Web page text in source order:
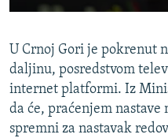
VIŠE OD NASLOVA
POPLAVE I KLIZIŠTA U BIH 2024.
TV LIBERTY
POST SCRIPTUM
Sve RFE/RL stranice
U Crnoj Gori je pokrenut
daljinu, posredstvom
internet platformi. Iz
da će, praćenjem
spremni za nastavak